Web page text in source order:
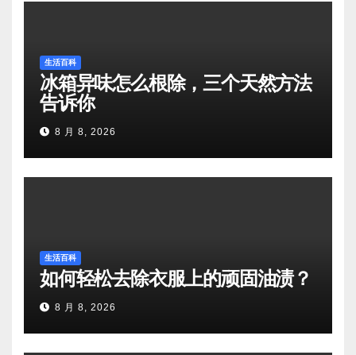
生活百科
冰箱异味怎么根除，三个天然方法
告诉你
8 月 8, 2026
生活百科
如何轻松去除衣服上的顽固油渍？
8 月 8, 2026